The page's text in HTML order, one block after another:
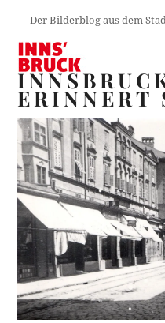
Der Bilderblog aus dem
ERINNERT